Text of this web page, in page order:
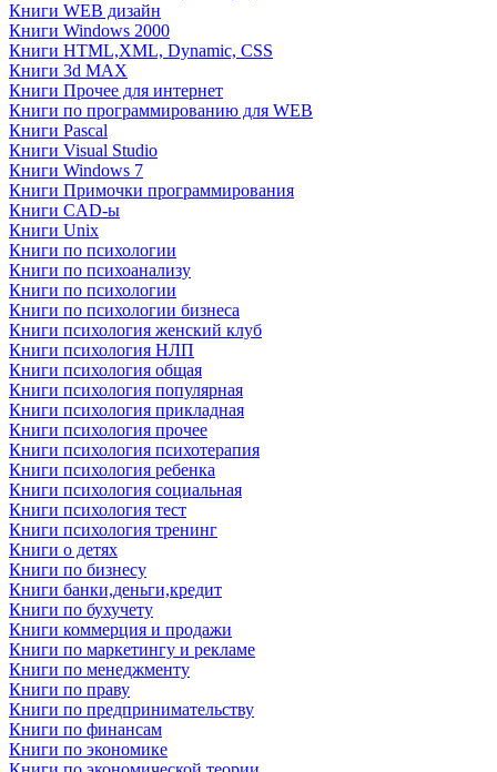
Книги WEB дизайн
Книги Windows 2000
Книги HTML,XML, Dynamic, CSS
Книги 3d MAX
Книги Прочее для интернет
Книги по программированию для WEB
Книги Pascal
Книги Visual Studio
Книги Windows 7
Книги Примочки программирования
Книги CAD-ы
Книги Unix
Книги по психологии
Книги по психоанализу
Книги по психологии
Книги по психологии бизнеса
Книги психология женский клуб
Книги психология НЛП
Книги психология общая
Книги психология популярная
Книги психология прикладная
Книги психология прочее
Книги психология психотерапия
Книги психология ребенка
Книги психология социальная
Книги психология тест
Книги психология тренинг
Книги о детях
Книги по бизнесу
Книги банки,деньги,кредит
Книги по бухучету
Книги коммерция и продажи
Книги по маркетингу и рекламе
Книги по менеджменту
Книги по праву
Книги по предпринимательству
Книги по финансам
Книги по экономике